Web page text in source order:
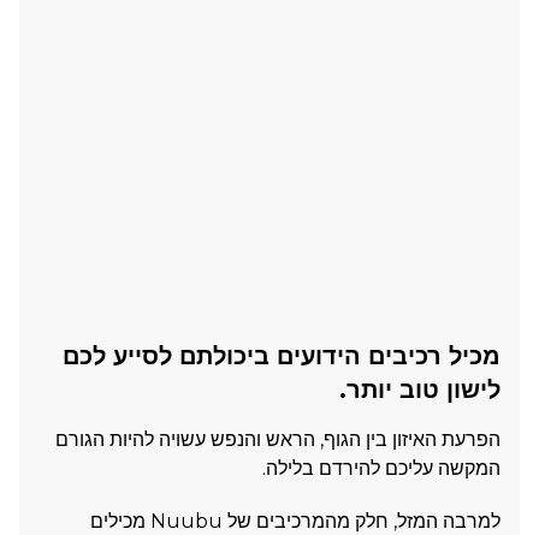
מכיל רכיבים הידועים ביכולתם לסייע לכם
לישון טוב יותר.
הפרעת האיזון בין הגוף, הראש והנפש עשויה להיות הגורם
המקשה עליכם להירדם בלילה.
למרבה המזל, חלק מהמרכיבים של Nuubu מכילים